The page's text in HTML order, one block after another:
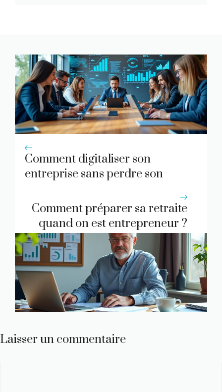
Comment digitaliser son
entreprise sans perdre son
Comment préparer sa retraite
quand on est entrepreneur ?
Laisser un commentaire